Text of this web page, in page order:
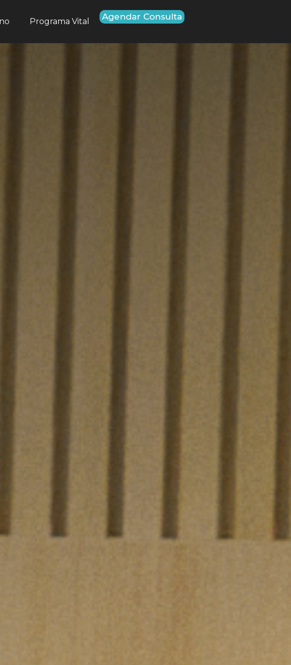
Programa Vital Agendar Consulta